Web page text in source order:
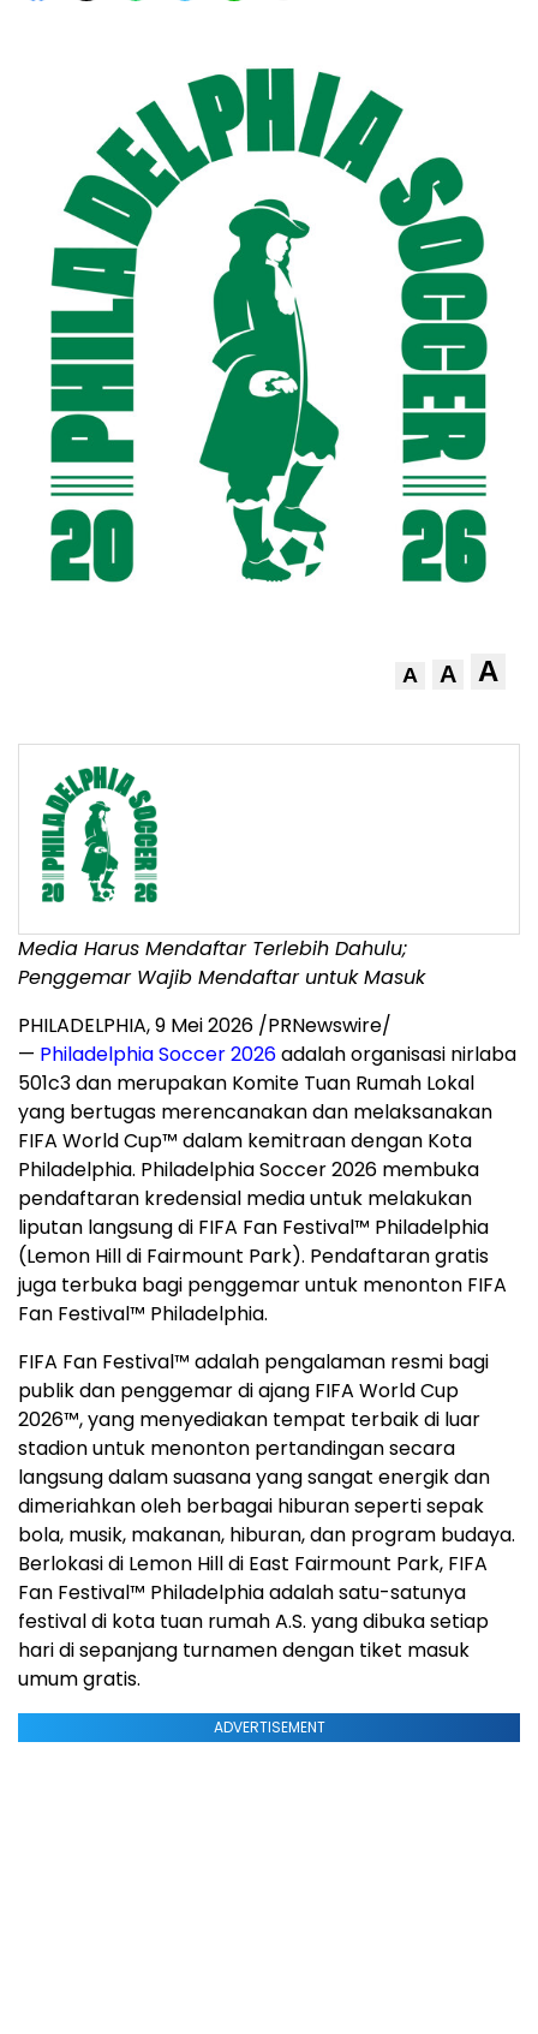
A A A
Media Harus Mendaftar Terlebih Dahulu;
Penggemar Wajib Mendaftar untuk Masuk
PHILADELPHIA,9 Mei 2026 /PRNewswire/
— Philadelphia Soccer 2026adalah organisasi nirlaba
501c3 dan merupakan Komite Tuan Rumah Lokal
yang bertugas merencanakan dan melaksanakan
FIFA World Cup™ dalam kemitraan dengan Kota
Philadelphia. Philadelphia Soccer 2026 membuka
pendaftaran kredensial media untuk melakukan
liputan langsung di FIFA Fan Festival™ Philadelphia
(Lemon Hill di Fairmount Park). Pendaftaran gratis
juga terbuka bagi penggemar untuk menonton FIFA
Fan Festival™ Philadelphia.
FIFA Fan Festival™ adalah pengalaman resmi bagi
publik dan penggemar di ajang FIFA World Cup
2026™, yang menyediakan tempat terbaik di luar
stadion untuk menonton pertandingan secara
langsung dalam suasana yang sangat energik dan
dimeriahkan oleh berbagai hiburan seperti sepak
bola, musik, makanan, hiburan, dan program budaya.
Berlokasi di Lemon Hill di East Fairmount Park, FIFA
Fan Festival™ Philadelphia adalah satu-satunya
festival di kota tuan rumah A.S. yang dibuka setiap
hari di sepanjang turnamen dengan tiket masuk
umum gratis.
ADVERTISEMENT